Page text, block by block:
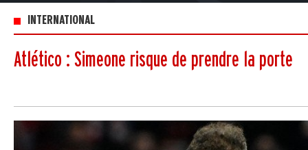
INTERNATIONAL
Atlético : Simeone risque de prendre la porte